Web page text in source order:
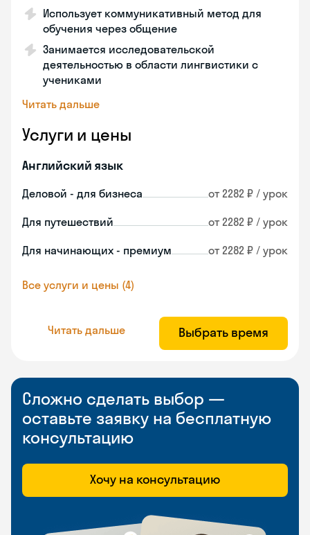
Использует коммуникативный метод для
обучения через общение
Занимается исследовательской
деятельностью в области лингвистики с
учениками
Читать дальше
Услуги и цены
Английский язык
Деловой - для бизнеса от 2282 ₽ / урок
Для путешествий от 2282 ₽ / урок
Для начинающих - премиум от 2282 ₽ / урок
Все услуги и цены (4)
Читать дальше Выбрать время
Сложно сделать выбор —
оставьте заявку на бесплатную
консультацию
Хочу на консультацию